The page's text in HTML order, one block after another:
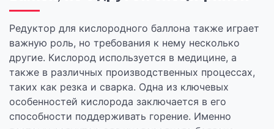
Редуктор для кислородного баллона также играет
важную роль, но требования к нему несколько
другие. Кислород используется в медицине, а
также в различных производственных процессах,
таких как резка и сварка. Одна из ключевых
особенностей кислорода заключается в его
способности поддерживать горение. Именно